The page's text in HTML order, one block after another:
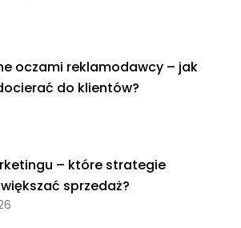
oczami reklamodawcy – jak
do klientów?
– które strategie
sprzedaż?